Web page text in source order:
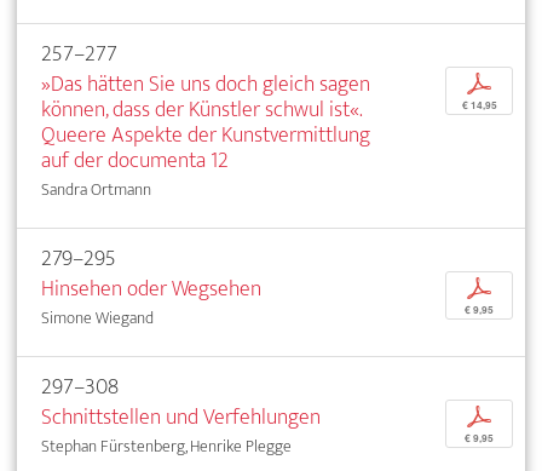
257–277
»Das hätten Sie uns doch gleich sagen
können, dass der Künstler schwul ist«.
Queere Aspekte der Kunstvermittlung
auf der documenta 12
Sandra Ortmann
p
€ 14,95
279–295
Hinsehen oder Wegsehen
Simone Wiegand
p
€ 9,95
297–308
Schnittstellen und Verfehlungen
Stephan Fürstenberg, Henrike Plegge
p
€ 9,95